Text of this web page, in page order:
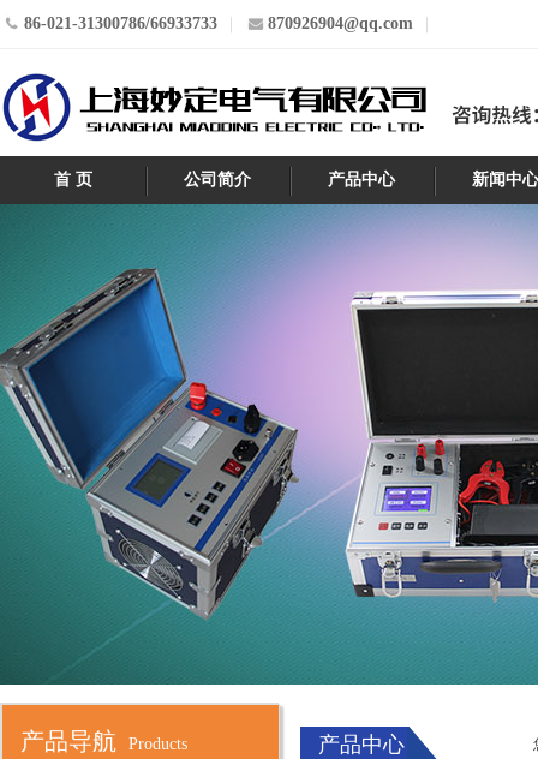
86-021-31300786/66933733 870926904@qq.com
首 页 公司简介 产品中心 新闻中
产品导航 Products 产品中心